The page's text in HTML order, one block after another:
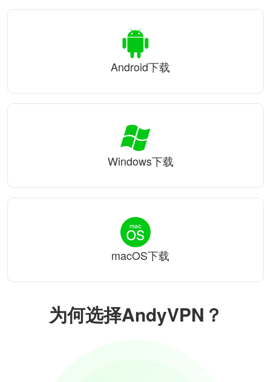
为何选择AndyVPN？
Android下载
Windows下载
macOS下载